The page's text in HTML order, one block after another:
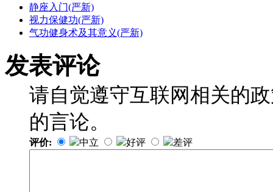
静座入门(严新)
视力保健功(严新)
气功健身术及其意义(严新)
发表评论
请自觉遵守互联网相关的
的言论。
评价: 中立 好评 差评